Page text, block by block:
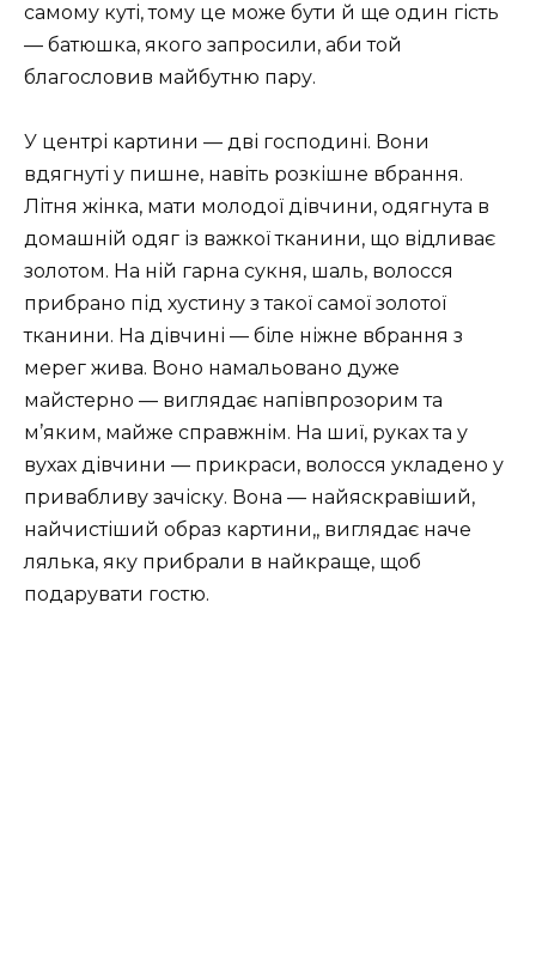
самому куті, тому це може бути й ще один гість
— батюшка, якого запросили, аби той
благословив майбутню пару.
У центрі картини — дві господині. Вони
вдягнуті у пишне, навіть розкішне вбрання.
Літня жінка, мати молодої дівчини, одягнута в
домашній одяг із важкої тканини, що відливає
золотом. На ній гарна сукня, шаль, волосся
прибрано під хустину з такої самої золотої
тканини. На дівчині — біле ніжне вбрання з
мерег жива. Воно намальовано дуже
майстерно — виглядає напівпрозорим та
м’яким, майже справжнім. На шиї, руках та у
вухах дівчини — прикраси, волосся укладено у
привабливу зачіску. Вона — найяскравіший,
найчистіший образ картини,, виглядає наче
лялька, яку прибрали в найкраще, щоб
подарувати гостю.